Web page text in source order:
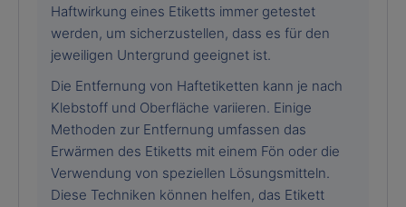
Haftwirkung eines Etiketts immer getestet
werden, um sicherzustellen, dass es für den
jeweiligen Untergrund geeignet ist.
Die Entfernung von Haftetiketten kann je nach
Klebstoff und Oberfläche variieren. Einige
Methoden zur Entfernung umfassen das
Erwärmen des Etiketts mit einem Fön oder die
Verwendung von speziellen Lösungsmitteln.
Diese Techniken können helfen, das Etikett